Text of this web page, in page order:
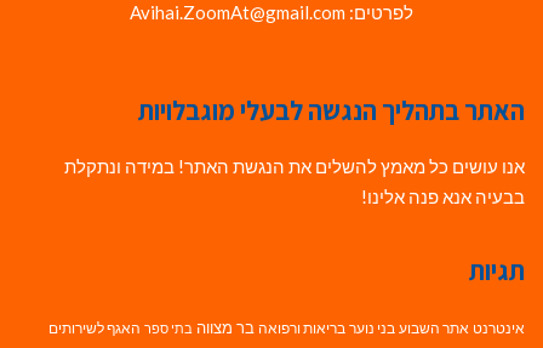
לפרטים: Avihai.ZoomAt@gmail.com
האתר בתהליך הנגשה לבעלי מוגבלויות
אנו עושים כל מאמץ להשלים את הנגשת האתר! במידה ונתקלת
בבעיה אנא פנה אלינו!
תגיות
אינטרנט אתר השבוע בני נוער בריאות ורפואה בר מצווה בתי ספר האגף לשירותים